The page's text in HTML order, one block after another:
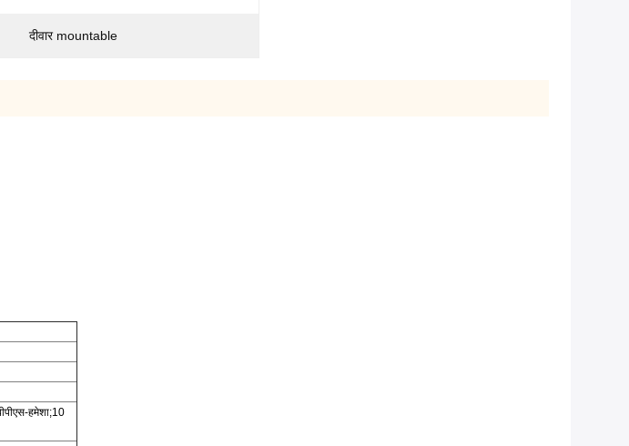
दीवार mountable
हमेशा;10